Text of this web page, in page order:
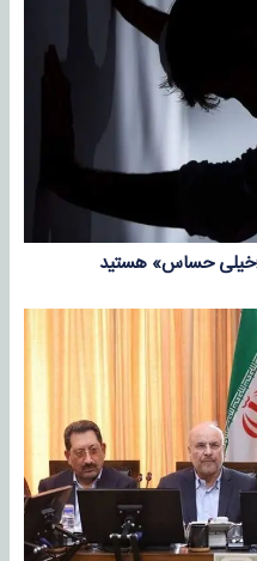
«خیلی حساس» هستید